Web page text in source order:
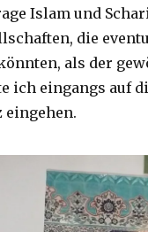
Islam und
die
als der
ich eingangs auf
eingehen.